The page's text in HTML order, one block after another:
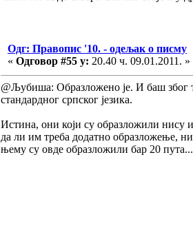
Одг: Правопис '10. - одељак о писму
« Одговор #55 у: 20.40 ч. 09.01.2011. »
@Љубиша: Образложено је. И баш због
стандардног српског језика.
Истина, они који су образложили нису
да ли им треба додатно образложење,
њему су овде образложили бар 20